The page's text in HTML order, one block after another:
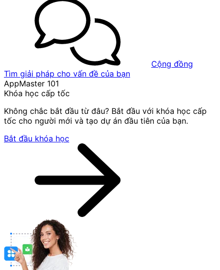
Cộng đồng
Tìm giải pháp cho vấn đề của bạn
AppMaster 101
Khóa học cấp tốc
Không chắc bắt đầu từ đâu? Bắt đầu với khóa học cấp
tốc cho người mới và tạo dự án đầu tiên của bạn.
Bắt đầu khóa học